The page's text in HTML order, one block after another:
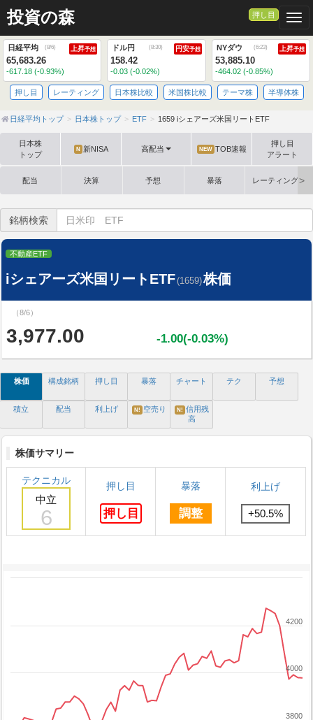
投資の森 押し目
日経平均 (8/6) 上昇予想
65,683.26
-617.18 (-0.93%)
ドル円 (8:30) 円安予想
158.42
-0.03 (-0.02%)
NYダウ (6:23) 上昇予想
53,885.10
-464.02 (-0.85%)
押し目 レーティング 日本株比較 米国株比較 テーマ株 半導体株
日経平均トップ 日本株トップ ETF 1659 iシェアーズ米国リートETF
日本株
トップ
N 新NISA 高配当 NEW TOB速報
押し目
アラート
配当 決算 予想 暴落 レーティング格
銘柄検索
不動産ETF
iシェアーズ米国リートETF(1659)株価
（8/6）
3,977.00 -1.00(-0.03%)
株価 構成銘柄 押し目 暴落 チャート テク 予想
積立 配当 利上げ N! 空売り N! 信用残
高
株価サマリー
テクニカル
中立
6
押し目
押し目
暴落
調整
利上げ
+50.5%
3800
4000
4200